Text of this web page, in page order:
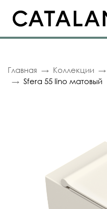
Главная Коллекции
Sfera 55 lino матовый